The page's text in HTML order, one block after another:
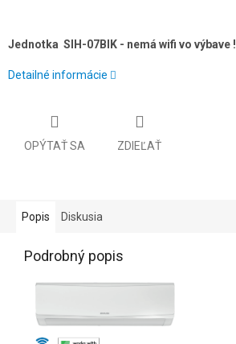
Jednotka SIH-07BIK - nemá wifi vo výbave !
Detailné informácie
OPÝTAŤ SA ZDIEĽAŤ
Popis Diskusia
Podrobný popis